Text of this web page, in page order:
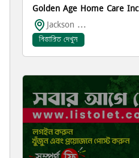
Golden Age Home Care Inc
Jackson ...
বিস্তারিত দেখুন